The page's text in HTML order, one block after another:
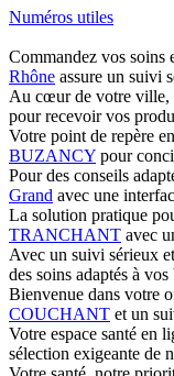
Numéros utiles
Commandez vos soins
Rhône assure un suivi
Au cœur de votre ville,
pour recevoir vos
Votre point de repère
BUZANCY pour
Pour des conseils
Grand avec une
La solution pratique
TRANCHANT avec
Avec un suivi sérieux
des soins adaptés à vos
Bienvenue dans votre
COUCHANT et un
Votre espace santé en
sélection exigeante de